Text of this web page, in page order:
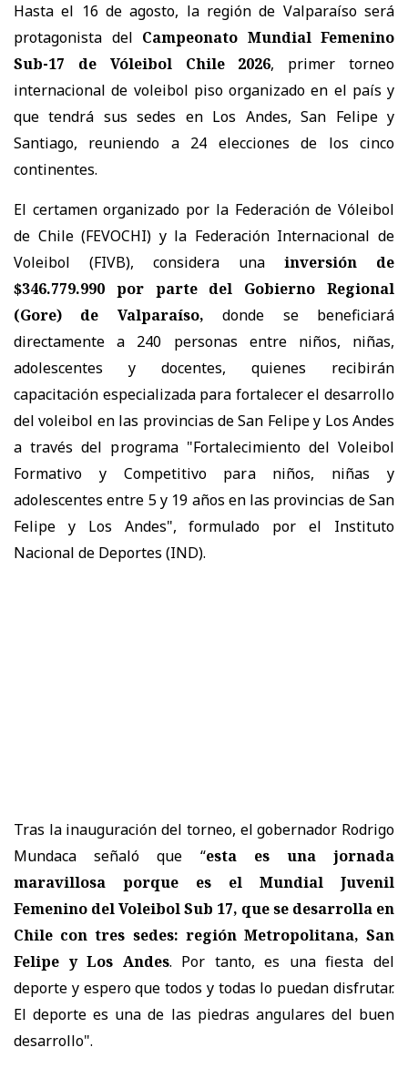
Hasta el 16 de agosto, la región de Valparaíso será
protagonista del Campeonato Mundial Femenino
Sub-17 de Vóleibol Chile 2026, primer torneo
internacional de voleibol piso organizado en el país y
que tendrá sus sedes en Los Andes, San Felipe y
Santiago, reuniendo a 24 elecciones de los cinco
continentes.
El certamen organizado por la Federación de Vóleibol
de Chile (FEVOCHI) y la Federación Internacional de
Voleibol (FIVB), considera una
inversión de
$346.779.990 por parte del Gobierno Regional
(Gore) de Valparaíso,
donde se beneficiará
directamente a 240 personas entre niños, niñas,
adolescentes y docentes, quienes recibirán
capacitación especializada para fortalecer el desarrollo
del voleibol en las provincias de San Felipe y Los Andes
a través del programa "Fortalecimiento del Voleibol
Formativo y Competitivo para niños, niñas y
adolescentes entre 5 y 19 años en las provincias de San
Felipe y Los Andes", formulado por el Instituto
Nacional de Deportes (IND).
Tras la inauguración del torneo, el gobernador Rodrigo
Mundaca señaló que “esta es una jornada
maravillosa porque es el Mundial Juvenil
Femenino del Voleibol Sub 17, que se desarrolla en
Chile con tres sedes: región Metropolitana, San
Felipe y Los Andes. Por tanto, es una fiesta del
deporte y espero que todos y todas lo puedan disfrutar.
El deporte es una de las piedras angulares del buen
desarrollo".